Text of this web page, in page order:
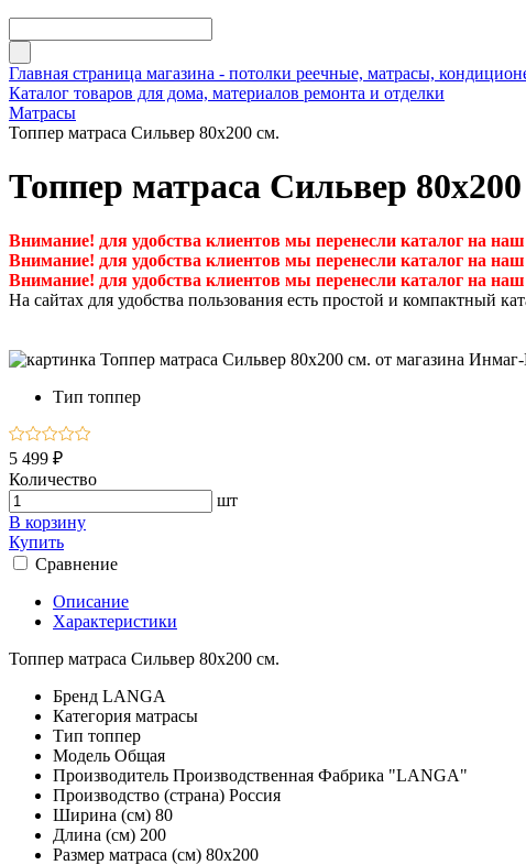
Главная страница магазина - потолки реечные, матрасы,
Каталог товаров для дома, материалов ремонта и отделки
Матрасы
Топпер матраса Сильвер 80х200 см.
Топпер матраса Сильвер
Внимание! для удобства клиентов мы перенесли каталог на
Внимание! для удобства клиентов мы перенесли каталог на
Внимание! для удобства клиентов мы перенесли каталог на
На сайтах для удобства пользования есть простой и компактный
Тип топпер
5 499 ₽
Количество
шт
В корзину
Купить
Сравнение
Описание
Характеристики
Топпер матраса Сильвер 80х200 см.
Бренд LANGA
Категория матрасы
Тип топпер
Модель Общая
Производитель Производственная Фабрика "LANGA"
Производство (страна) Россия
Ширина (см) 80
Длина (см) 200
Размер матраса (см) 80х200